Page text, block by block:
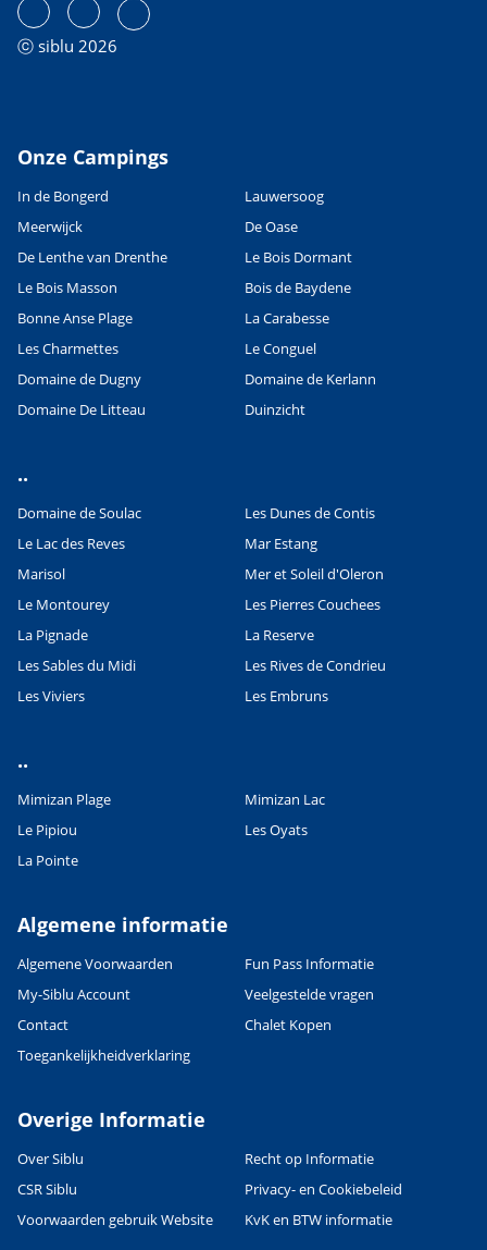
OpenStreetMap contributors, Points © 2012 LINZ
ⓒ siblu 2026
Onze Campings
In de Bongerd
Lauwersoog
Meerwijck
De Oase
De Lenthe van Drenthe
Le Bois Dormant
Le Bois Masson
Bois de Baydene
Bonne Anse Plage
La Carabesse
Les Charmettes
Le Conguel
Domaine de Dugny
Domaine de Kerlann
Domaine De Litteau
Duinzicht
..
Domaine de Soulac
Les Dunes de Contis
Le Lac des Reves
Mar Estang
Marisol
Mer et Soleil d'Oleron
Le Montourey
Les Pierres Couchees
La Pignade
La Reserve
Les Sables du Midi
Les Rives de Condrieu
Les Viviers
Les Embruns
..
Mimizan Plage
Mimizan Lac
Le Pipiou
Les Oyats
La Pointe
Algemene informatie
Algemene Voorwaarden
Fun Pass Informatie
My-Siblu Account
Veelgestelde vragen
Contact
Chalet Kopen
Toegankelijkheidverklaring
Overige Informatie
Over Siblu
Recht op Informatie
CSR Siblu
Privacy- en Cookiebeleid
Voorwaarden gebruik Website
KvK en BTW informatie